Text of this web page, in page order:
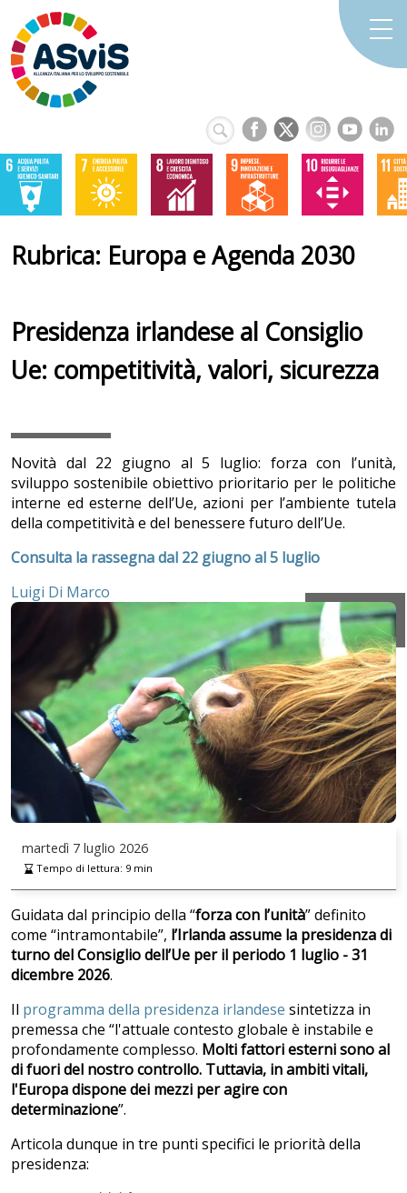
Rubrica: Europa e Agenda 2030
Presidenza irlandese al Consiglio
Ue: competitività, valori, sicurezza
Novità dal 22 giugno al 5 luglio: forza con l’unità,
sviluppo sostenibile obiettivo prioritario per le politiche
interne ed esterne dell’Ue, azioni per l’ambiente tutela
della competitività e del benessere futuro dell’Ue.
Consulta la rassegna dal 22 giugno al 5 luglio
Luigi Di Marco
martedì 7 luglio 2026
Tempo di lettura: 9min
Guidata dal principio della “forza con l’unità” definito
come “intramontabile”, l’Irlanda assume la presidenza di
turno del Consiglio dell’Ue per il periodo 1 luglio - 31
dicembre 2026.
Il programma della presidenza irlandese sintetizza in
premessa che “l'attuale contesto globale è instabile e
profondamente complesso. Molti fattori esterni sono al
di fuori del nostro controllo. Tuttavia, in ambiti vitali,
l'Europa dispone dei mezzi per agire con
determinazione”.
Articola dunque in tre punti specifici le priorità della
presidenza: